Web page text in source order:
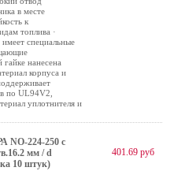
в месте
к
топлива ·
специальные
нанесена
корпуса и
по UL94V2,
уплотнителя и
NO-224-250 с
мм / d
10 штук)
401.69 руб